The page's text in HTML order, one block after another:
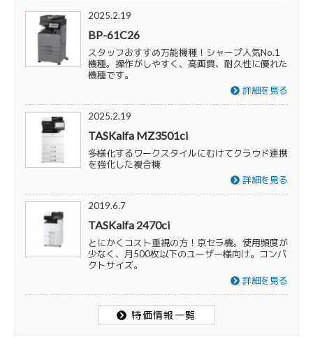
2025.2.19
BP-61C26
スタッフおすすめ万能機種！シャープ人気No.1
機種。操作がしやすく、高画質、耐久性に優れた
機種です。
詳細を見る
2025.2.19
TASKalfa MZ3501ci
多様化するワークスタイルにむけてクラウド連携
を強化した複合機
詳細を見る
2019.6.7
TASKalfa 2470ci
とにかくコスト重視の方！京セラ機。使用頻度が
少なく、月500枚以下のユーザー様向け。コンパ
クトサイズ。
詳細を見る
特価情報一覧